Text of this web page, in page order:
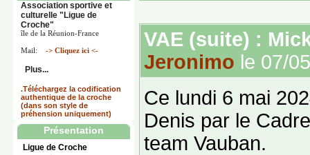
Association sportive et
culturelle "Ligue de
Croche"
île de la Réunion-France
Mail: -> Cliquez ici <-
Plus...
.Téléchargez la codification
authentique de la croche
(dans son style de
préhension uniquement)
Présentation
Ligue de Croche
VAE (suite) :
Jeronimo le 07/
Ce lundi 6 mai
Denis par le
team Vauban.